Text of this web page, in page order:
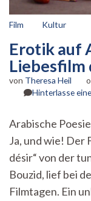
Film Kultur
Erotik auf
Liebesfilm
von Theresa Heil
Hinterlasse
Arabische
Ja, und wie! Der
désir“ von der
Bouzid, lief bei
Filmtagen. Ein